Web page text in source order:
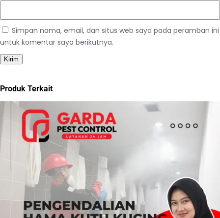
Simpan nama, email, dan situs web saya pada peramban ini
untuk komentar saya berikutnya.
Produk Terkait